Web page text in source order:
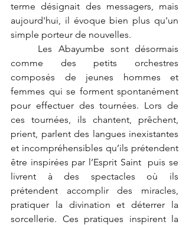
terme désignait des messagers, mais
aujourd'hui, il évoque bien plus qu'un
simple porteur de nouvelles.
comme des petits orchestres
composés de jeunes hommes et
femmes qui se forment spontanément
pour effectuer des tournées. Lors de
ces tournées, ils chantent, prêchent,
prient, parlent des langues inexistantes
et incompréhensibles qu’ils prétendent
être inspirées par l’Esprit Saint  puis se
livrent à des spectacles où ils
prétendent accomplir des miracles,
pratiquer la divination et déterrer la
sorcellerie. Ces pratiques inspirent la